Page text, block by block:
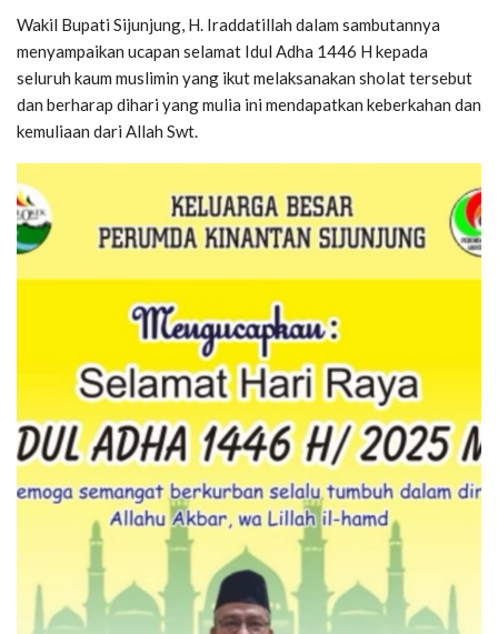
Wakil Bupati Sijunjung, H. Iraddatillah dalam sambutannya
menyampaikan ucapan selamat Idul Adha 1446 H kepada
seluruh kaum muslimin yang ikut melaksanakan sholat tersebut
dan berharap dihari yang mulia ini mendapatkan keberkahan dan
kemuliaan dari Allah Swt.